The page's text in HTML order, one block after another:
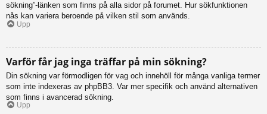
sökning”-länken som finns på alla sidor på forumet. Hur sökfunktionen
nås kan variera beroende på vilken stil som används.
Upp
Varför får jag inga träffar på min sökning?
Din sökning var förmodligen för vag och innehöll för många vanliga termer
som inte indexeras av phpBB3. Var mer specifik och använd alternativen
som finns i avancerad sökning.
Upp